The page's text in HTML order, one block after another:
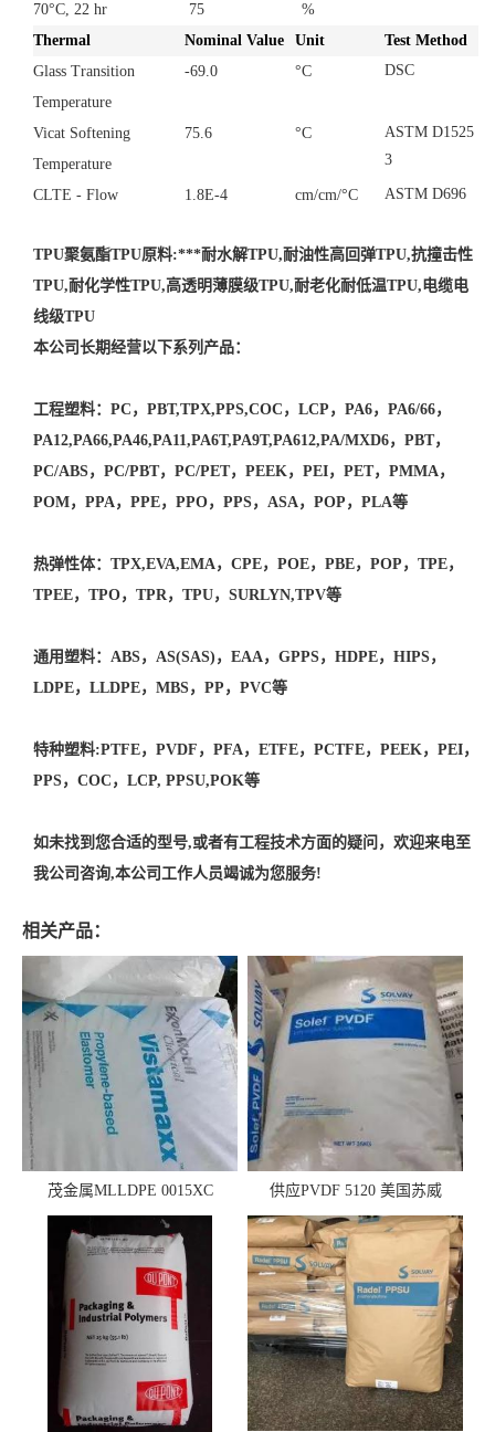
70°C, 22 hr
75
%
Thermal
Nominal Value Unit
Test Method
Glass Transition
Temperature
-69.0 °C DSC
Vicat Softening
Temperature
75.6 °C
ASTM D1525
3
CLTE - Flow 1.8E-4 cm/cm/°C ASTM D696
TPU聚氨酯TPU原料:***耐水解TPU,耐油性高回弹TPU,抗撞击性
TPU,耐化学性TPU,高透明薄膜级TPU,耐老化耐低温TPU,电缆电
线级TPU
本公司长期经营以下系列产品：
工程塑料：PC，PBT,TPX,PPS,COC，LCP，PA6，PA6/66，
PA12,PA66,PA46,PA11,PA6T,PA9T,PA612,PA/MXD6，PBT，
PC/ABS，PC/PBT，PC/PET，PEEK，PEI，PET，PMMA，
POM，PPA，PPE，PPO，PPS，ASA，POP，PLA等
热弹性体：TPX,EVA,EMA，CPE，POE，PBE，POP，TPE，
TPEE，TPO，TPR，TPU，SURLYN,TPV等
通用塑料：ABS，AS(SAS)，EAA，GPPS，HDPE，HIPS，
LDPE，LLDPE，MBS，PP，PVC等
特种塑料:PTFE，PVDF，PFA，ETFE，PCTFE，PEEK，PEI，
PPS，COC，LCP, PPSU,POK等
如未找到您合适的型号,或者有工程技术方面的疑问，欢迎来电至
我公司咨询,本公司工作人员竭诚为您服务!
相关产品：
茂金属MLLDPE 0015XC
0019XC 现货
供应PVDF 5120 美国苏威